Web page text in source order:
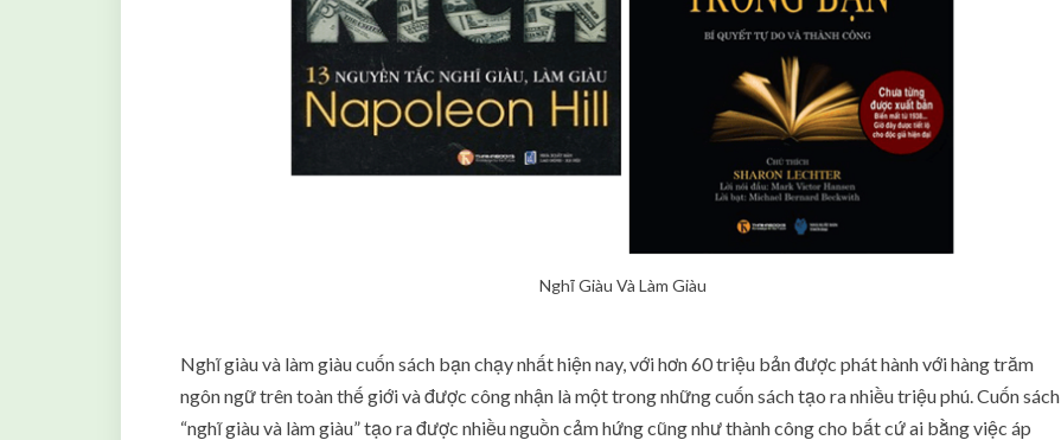
Nghĩ Giàu Và Làm Giàu
Nghĩ giàu và làm giàu cuốn sách bạn chạy nhất hiện nay, với hơn 60 triệu bản được phát hành với hàng trăm
ngôn ngữ trên toàn thế giới và được công nhận là một trong những cuốn sách tạo ra nhiều triệu phú. Cuốn sách
“nghĩ giàu và làm giàu” tạo ra được nhiều nguồn cảm hứng cũng như thành công cho bất cứ ai bằng việc áp